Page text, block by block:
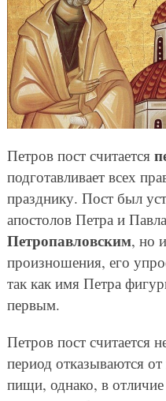
Петров пост считается
подготавливает всех
празднику. Пост был
апостолов Петра и
Петропавловским, но
произношения, его
так как имя Петра
первым.
Петров пост считается
период отказываются
пищи, однако, в